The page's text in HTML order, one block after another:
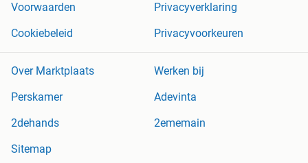
Voorwaarden
Privacyverklaring
Cookiebeleid
Privacyvoorkeuren
Over Marktplaats
Werken bij
Perskamer
Adevinta
2dehands
2ememain
Sitemap